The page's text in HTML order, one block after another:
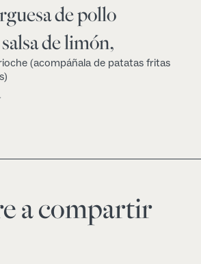
de pollo
de limón,
(acompáñala de patatas fritas
a compartir